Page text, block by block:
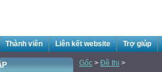
Thành viên Liên kết website Trợ giúp
Gốc > Đề thi >